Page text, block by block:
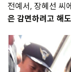
전예서, 장혜선 씨
은 감면하려고 해